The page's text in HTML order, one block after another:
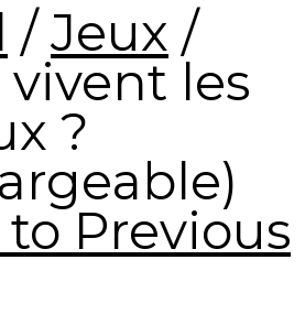
/ Jeux /
les
?
Previous